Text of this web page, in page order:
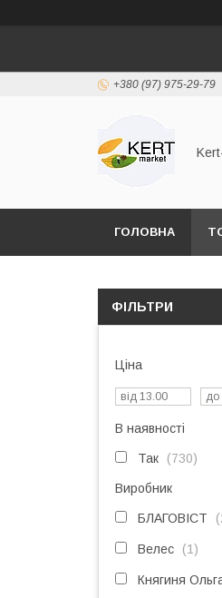
+380 (97) 975-29-79
ГОЛОВНА
ФІЛЬТРИ
Ціна
В наявності
Так 730
Виробник
БЛАГОВІСТ
Велес 1
Княгиня